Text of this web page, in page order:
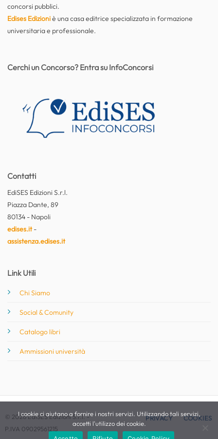
concorsi pubblici.
Edises Edizioniè una casa editrice specializzata in formazione
universitaria e professionale.
Contatti
EdiSES Edizioni S.r.l.
Piazza Dante, 89
80134 - Napoli
edises.it-
assistenza.edises.it
Link Utili
Chi Siamo
Social & Comunity
Catalogo libri
Ammissioni università
Cerchi un Concorso? Entra su InfoConcorsi
© 2026 EdiSES Edizioni S.r.l. -
P.IVA 09029561215
PRIVACY COOKIES
I cookie ci aiutano a fornire i nostri servizi. Utilizzando tali servizi,
accetti l'utilizzo dei cookie.